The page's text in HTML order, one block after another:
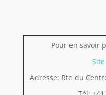
Pour en savoir
Adresse: Rte du